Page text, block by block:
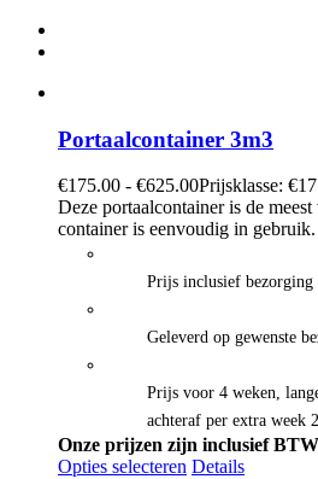
Portaalcontainer 3m3
€175.00 - €625.00Prijsklasse:
Deze portaalcontainer is de
container is eenvoudig in gebruik.
Prijs inclusief bezorging
Geleverd op gewenste
Prijs voor 4 weken,
achteraf per extra week
Onze prijzen zijn inclusief
Opties selecteren Details